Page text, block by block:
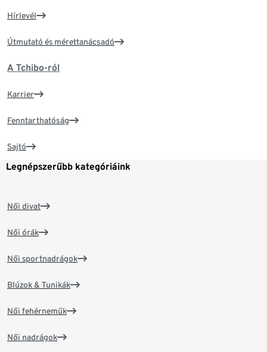
Hírlevél
Útmutató és mérettanácsadó
A Tchibo-ról
Karrier
Fenntarthatóság
Sajtó
Legnépszerűbb kategóriáink
Női divat
Női órák
Női sportnadrágok
Blúzok & Tunikák
Női fehérneműk
Női nadrágok